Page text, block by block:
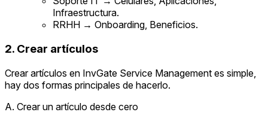
Infraestructura.
RRHH → Onboarding, Beneficios.
2. Crear artículos
Crear artículos en InvGate Service Management es simple,
hay dos formas principales de hacerlo.
A. Crear un artículo desde cero